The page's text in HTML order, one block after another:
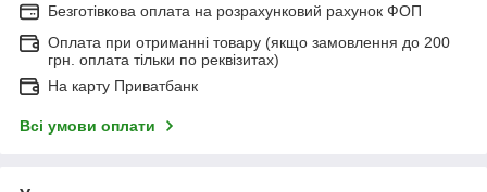
Безготівкова оплата на розрахунковий рахунок ФОП
Оплата при отриманні товару (якщо замовлення до 200
грн. оплата тільки по реквізитах)
На карту Приватбанк
Всі умови оплати